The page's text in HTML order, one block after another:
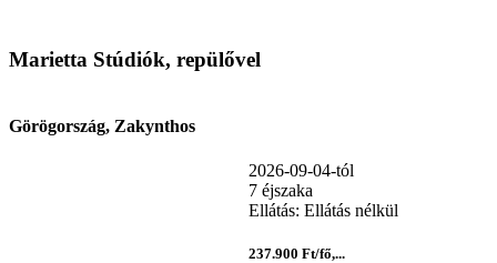
Marietta Stúdiók, repülővel
Görögország, Zakynthos
2026-09-04-tól
7 éjszaka
Ellátás: Ellátás nélkül
237.900 Ft/fő,...